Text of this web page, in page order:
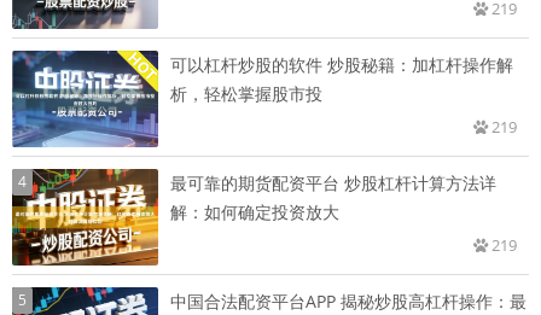
219
可以杠杆炒股的软件 炒股秘籍：加杠杆操作解
析，轻松掌握股市投
219
4
最可靠的期货配资平台 炒股杠杆计算方法详
解：如何确定投资放大
219
5
中国合法配资平台APP 揭秘炒股高杠杆操作：最